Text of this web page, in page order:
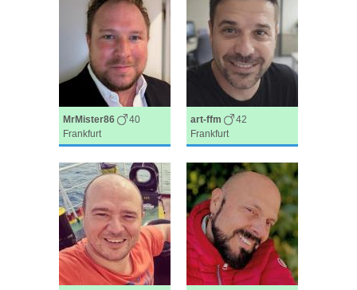
MrMister86
40
Frankfurt
art-ffm
42
Frankfurt